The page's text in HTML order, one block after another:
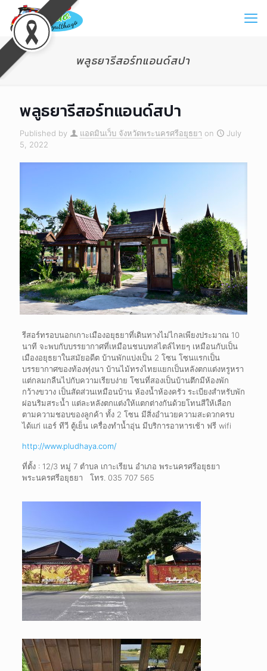
พลูธยารีสอร์ทแอนด์สปา
พลูธยารีสอร์ทแอนด์สปา
Published by แอดมินเว็บ จังหวัดพระนครศรีอยุธยา on
July
5, 2022
รีสอร์ทรอบนอกเกาะเมืองอยุธยาที่เดินทางไม่ไกลเพียงประมาณ 10
นาที จะพบกับบรรยากาศที่เหมือนชนบทสไตล์ไทยๆ เหมือนกับเป็น
เมืองอยุธยาในสมัยอดีต บ้านพักแบ่งเป็น 2 โซน โซนแรกเป็น
บรรยากาศของท้องทุ่งนา บ้านไม้ทรงไทยแยกเป็นหลังตกแต่งหรูหรา
แต่กลมกลืนไปกับความเรียบง่าย โซนที่สองเป็นบ้านตึกมีห้องพัก
กว้างขวาง เป็นสัดส่วนเหมือนบ้าน ห้องน้ำห้องครัว ระเบียงสำหรับพัก
ผ่อนริมสระน้ำ แต่ละหลังตกแต่งให้แตกต่างกันด้วยโทนสีให้เลือก
ตามความชอบของลูกค้า ทั้ง 2 โซน มีสิ่งอำนวยความสะดวกครบ
ได้แก่ แอร์ ทีวี ตู้เย็น เครื่องทำน้ำอุ่น มีบริการอาหารเช้า ฟรี wifi
http://www.pludhaya.com/
ที่ตั้ง : 12/3 หมู่ 7 ตำบล เกาะเรียน อำเภอ พระนครศรีอยุธยา
พระนครศรีอยุธยา โทร. 035 707 565